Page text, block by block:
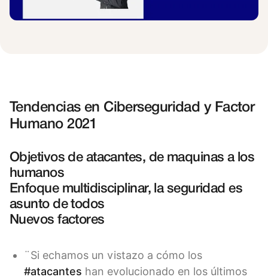
Tendencias en Ciberseguridad y Factor
Humano 2021
Objetivos de atacantes, de maquinas a los
humanos
Enfoque multidisciplinar, la seguridad es
asunto de todos
Nuevos factores
¨Si echamos un vistazo a cómo los
#atacantes han evolucionado en los últimos